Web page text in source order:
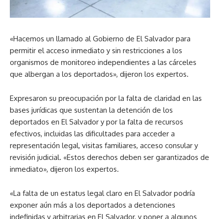
«Hacemos un llamado al Gobierno de El Salvador para
permitir el acceso inmediato y sin restricciones a los
organismos de monitoreo independientes a las cárceles
que albergan a los deportados», dijeron los expertos.
Expresaron su preocupación por la falta de claridad en las
bases jurídicas que sustentan la detención de los
deportados en El Salvador y por la falta de recursos
efectivos, incluidas las dificultades para acceder a
representación legal, visitas familiares, acceso consular y
revisión judicial. «Estos derechos deben ser garantizados de
inmediato», dijeron los expertos.
«La falta de un estatus legal claro en El Salvador podría
exponer aún más a los deportados a detenciones
indefinidas y arbitrarias en El Salvador, y poner a algunos